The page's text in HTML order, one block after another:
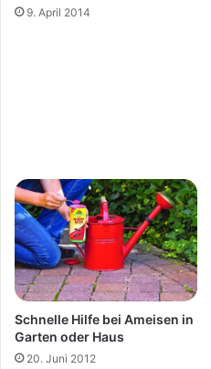
9. April 2014
Schnelle Hilfe bei Ameisen in
Garten oder Haus
20. Juni 2012